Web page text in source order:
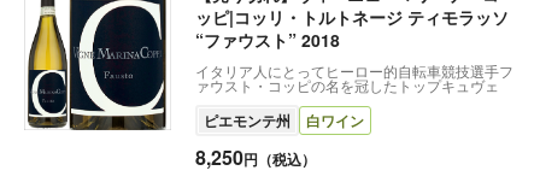
ッピ|コッリ・トルトネージ ティモラッソ
“ファウスト” 2018
イタリア人にとってヒーロー的自転車競技選手フ
ァウスト・コッピの名を冠したトップキュヴェ
ピエモンテ州 白ワイン
8,250円（税込）